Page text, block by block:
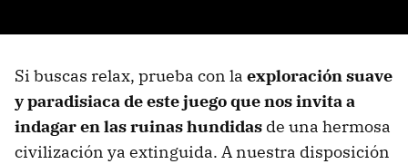
Si buscas relax, prueba con la exploración suave
y paradisiaca de este juego que nos invita a
indagar en las ruinas hundidas de una hermosa
civilización ya extinguida. A nuestra disposición